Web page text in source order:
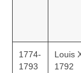
1774-
1793
Louis
1792